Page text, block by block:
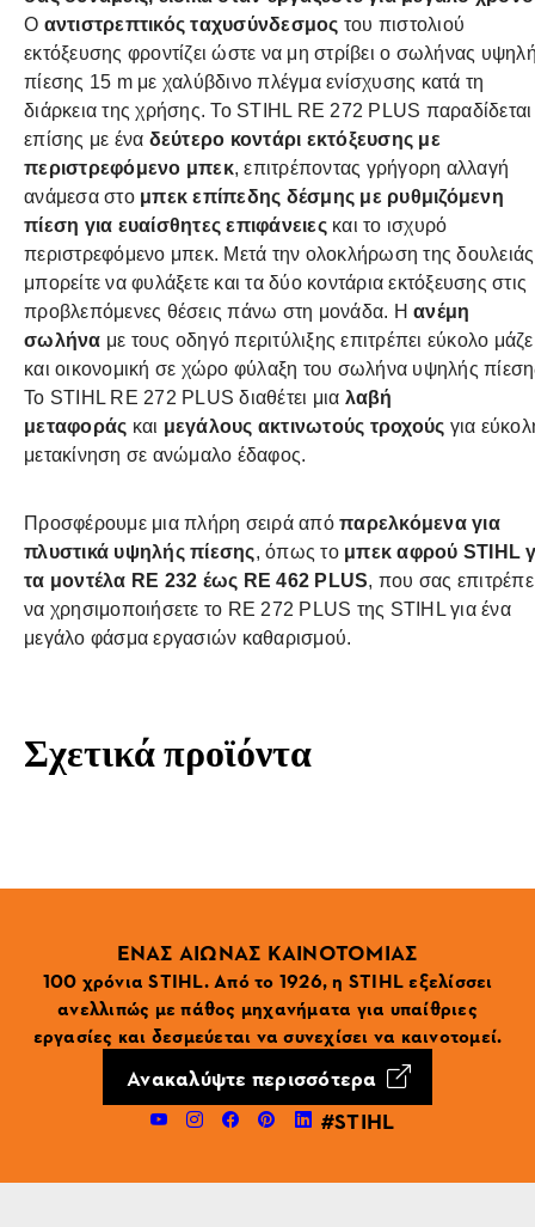
Ο αντιστρεπτικός ταχυσύνδεσμος του πιστολιού
εκτόξευσης φροντίζει ώστε να μη στρίβει ο σωλήνας
πίεσης 15 m με χαλύβδινο πλέγμα ενίσχυσης κατά τη
διάρκεια της χρήσης. Το STIHL RE 272 PLUS παραδίδεται
επίσης με ένα δεύτερο κοντάρι εκτόξευσης με
περιστρεφόμενο μπεκ, επιτρέποντας γρήγορη αλλαγή
ανάμεσα στο μπεκ επίπεδης δέσμης με ρυθμιζόμενη
πίεση για ευαίσθητες επιφάνειες και το ισχυρό
περιστρεφόμενο μπεκ. Μετά την ολοκλήρωση της δουλειάς
μπορείτε να φυλάξετε και τα δύο κοντάρια εκτόξευσης στις
προβλεπόμενες θέσεις πάνω στη μονάδα. Η ανέμη
σωλήνα με τους οδηγό περιτύλιξης επιτρέπει εύκολο
και οικονομική σε χώρο φύλαξη του σωλήνα υψηλής
Το STIHL RE 272 PLUS διαθέτει μια λαβή
μεταφοράς και μεγάλους ακτινωτούς τροχούς για
μετακίνηση σε ανώμαλο έδαφος.
Προσφέρουμε μια πλήρη σειρά από παρελκόμενα για
πλυστικά υψηλής πίεσης, όπως το μπεκ αφρού STIHL
τα μοντέλα RE 232 έως RE 462 PLUS, που σας
να χρησιμοποιήσετε το RE 272 PLUS της STIHL για ένα
μεγάλο φάσμα εργασιών καθαρισμού.
Σχετικά προϊόντα
ΕΝΑΣ ΑΙΩΝΑΣ ΚΑΙΝΟΤΟΜΙΑΣ
100 χρόνια STIHL. Από το 1926, η STIHL εξελίσσει
ανελλιπώς με πάθος μηχανήματα για υπαίθριες
εργασίες και δεσμεύεται να συνεχίσει να καινοτομεί.
Ανακαλύψτε περισσότερα
#STIHL